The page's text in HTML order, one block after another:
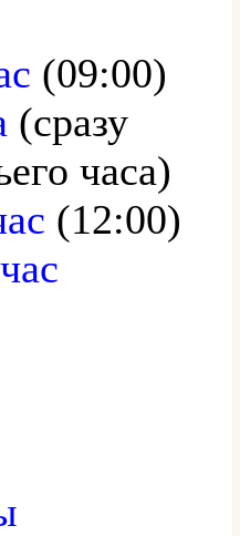
(09:00)
(сразу
часа)
(12:00)